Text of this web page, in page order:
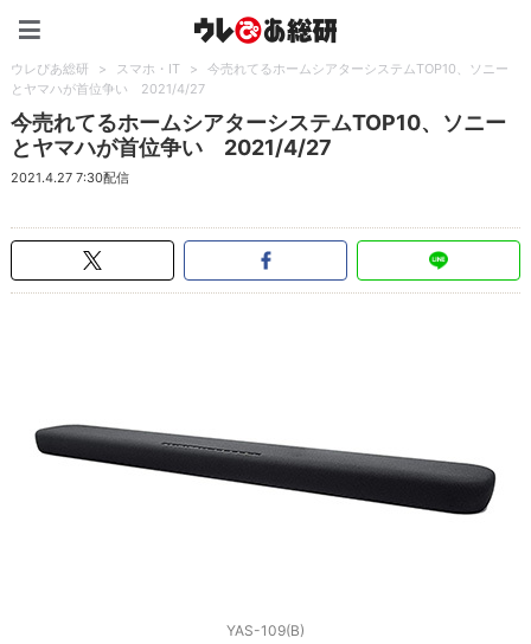
ウレぴあ総研 > スマホ・IT >
今売れてるホームシアターシステムTOP10、ソニー
とヤマハが首位争い 2021/4/27
今売れてるホームシアターシステムTOP10、ソニー
とヤマハが首位争い 2021/4/27
2021.4.27 7:30配信
YAS-109(B)